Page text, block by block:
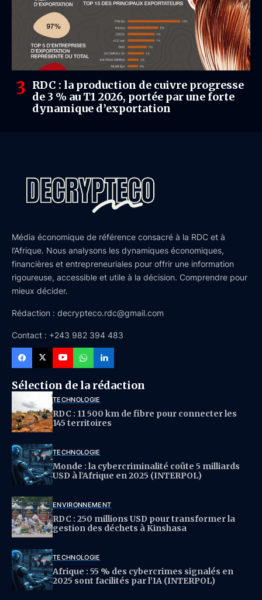
RDC : la production de cuivre progresse
de 3 % au T1 2026, portée par une forte
dynamique d’exportation
Média économique de référence consacré à la RDC et à
l’Afrique. Nous analysons les dynamiques économiques,
financières et entrepreneuriales pour offrir une information
rigoureuse, accessible et utile à la décision. Comprendre pour
mieux décider.
Rédaction : decrypteco.rdc@gmail.com
Contact : +243 982 394 483
Sélection de la rédaction
TECHNOLOGIE
RDC : 11 500 km de fibre pour connecter les
145 territoires
TECHNOLOGIE
Monde : la cybercriminalité coûte 5 milliards
USD à l’Afrique en 2025 (INTERPOL)
ENVIRONNEMENT
RDC : 250 millions USD pour transformer la
gestion des déchets à Kinshasa
TECHNOLOGIE
Afrique : 55 % des cybercrimes signalés en
2025 sont facilités par l’IA (INTERPOL)